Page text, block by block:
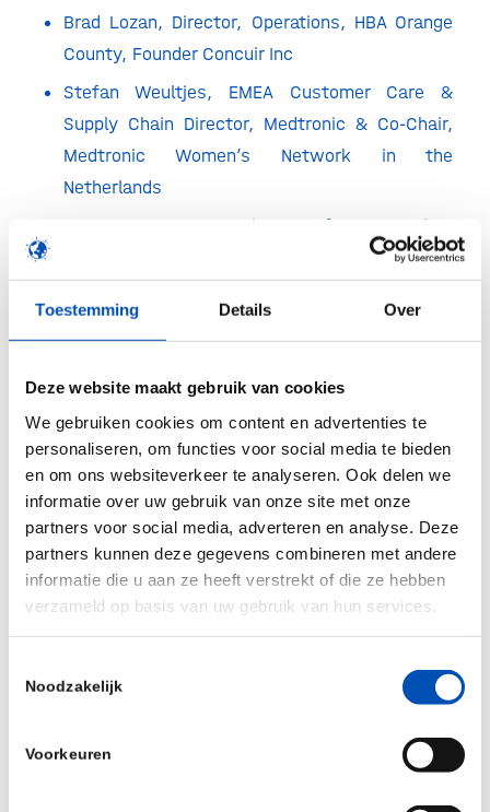
Toestemming Details Over
Deze website maakt gebruik van cookies
We gebruiken cookies om content en advertenties te
personaliseren, om functies voor social media te bieden
en om ons websiteverkeer te analyseren. Ook delen we
informatie over uw gebruik van onze site met onze
partners voor social media, adverteren en analyse. Deze
partners kunnen deze gegevens combineren met andere
informatie die u aan ze heeft verstrekt of die ze hebben
verzameld op basis van uw gebruik van hun services.
Noodzakelijk
Voorkeuren
Brad Lozan, Director, Operations, HBA Orange
County, Founder Concuir Inc
Stefan Weultjes, EMEA Customer Care &
Supply Chain Director, Medtronic & Co-Chair,
Medtronic Women’s Network in the
Netherlands
Arne van Oosterom, Director of Programming,
HBA Amsterdam Affiliate & Founder
Moderator: Michael OBrien, HBA New York
president
Registration information
Event is open to: HBA Members and Nonmembers
Online registration deadline: 11/11/2020
Onsite (walk -in) registration: Is Not Allowed
Deel dit stuk